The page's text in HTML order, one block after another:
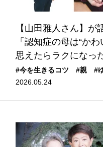
【山田雅人さん】が
「認知症の母は“か
思えたらラクになっ
#今を生きるコツ #親
#
2026.05.24